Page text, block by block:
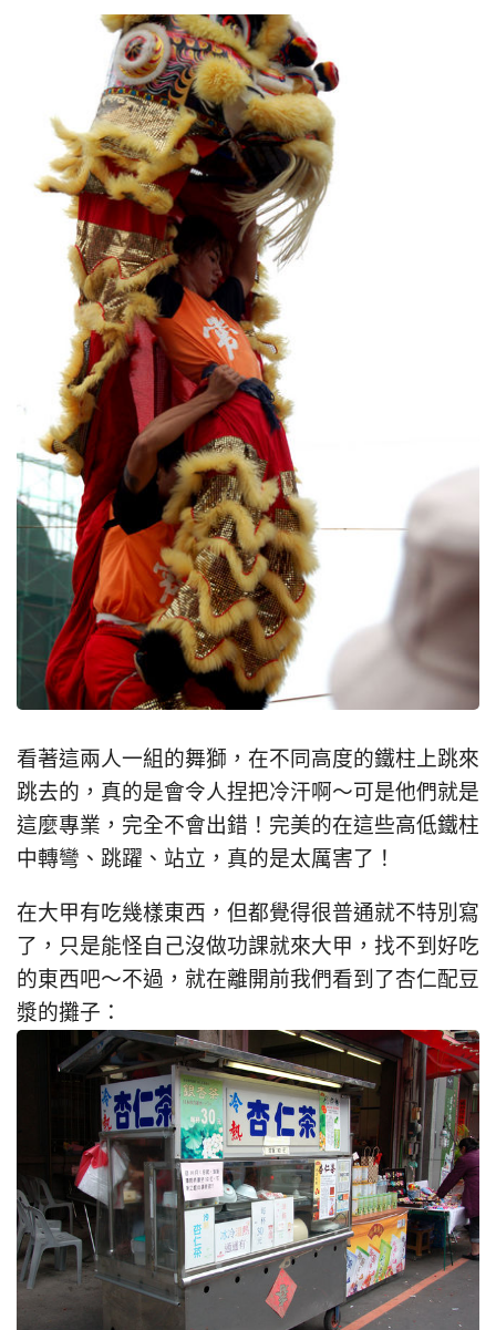
看著這兩人一組的舞獅，在不同高度的鐵柱上跳來
跳去的，真的是會令人捏把冷汗啊～可是他們就是
這麼專業，完全不會出錯！完美的在這些高低鐵柱
中轉彎、跳躍、站立，真的是太厲害了！
在大甲有吃幾樣東西，但都覺得很普通就不特別寫
了，只是能怪自己沒做功課就來大甲，找不到好吃
的東西吧～不過，就在離開前我們看到了杏仁配豆
漿的攤子：